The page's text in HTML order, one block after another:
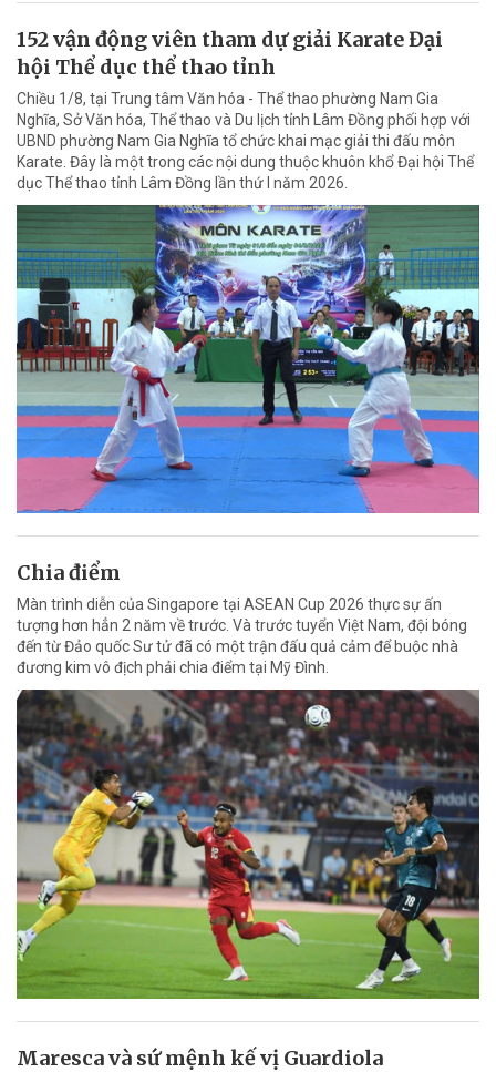
152 vận động viên tham dự giải Karate Đại
hội Thể dục thể thao tỉnh
Chiều 1/8, tại Trung tâm Văn hóa - Thể thao phường Nam Gia
Nghĩa, Sở Văn hóa, Thể thao và Du lịch tỉnh Lâm Đồng phối hợp với
UBND phường Nam Gia Nghĩa tổ chức khai mạc giải thi đấu môn
Karate. Đây là một trong các nội dung thuộc khuôn khổ Đại hội Thể
dục Thể thao tỉnh Lâm Đồng lần thứ I năm 2026.
Chia điểm
Màn trình diễn của Singapore tại ASEAN Cup 2026 thực sự ấn
tượng hơn hẳn 2 năm về trước. Và trước tuyển Việt Nam, đội bóng
đến từ Đảo quốc Sư tử đã có một trận đấu quả cảm để buộc nhà
đương kim vô địch phải chia điểm tại Mỹ Đình.
Maresca và sứ mệnh kế vị Guardiola